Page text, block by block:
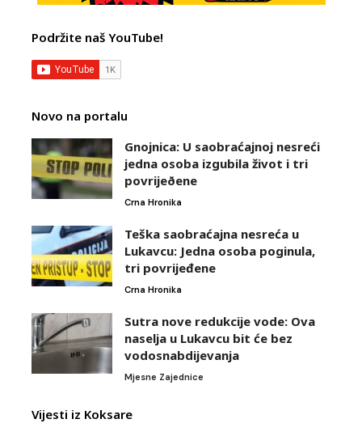
Podržite naš YouTube!
Novo na portalu
Gnojnica: U saobraćajnoj nesreći
jedna osoba izgubila život i tri
povrijeðene
Crna Hronika
Teška saobraćajna nesreća u
Lukavcu: Jedna osoba poginula,
tri povrijeđene
Crna Hronika
Sutra nove redukcije vode: Ova
naselja u Lukavcu bit će bez
vodosnabdijevanja
Mjesne Zajednice
Vijesti iz Koksare